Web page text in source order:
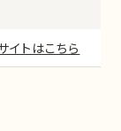
イトはこちら